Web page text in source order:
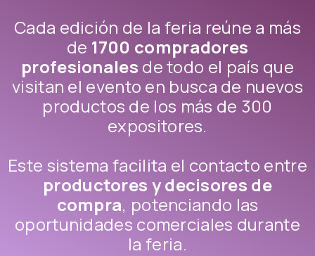
Cada edición de la feria reúne a más
de 1700 compradores
profesionales de todo el país que
visitan el evento en busca de nuevos
productos de los más de 300
expositores.
Este sistema facilita el contacto entre
productores y decisores de
compra, potenciando las
oportunidades comerciales durante
la feria.